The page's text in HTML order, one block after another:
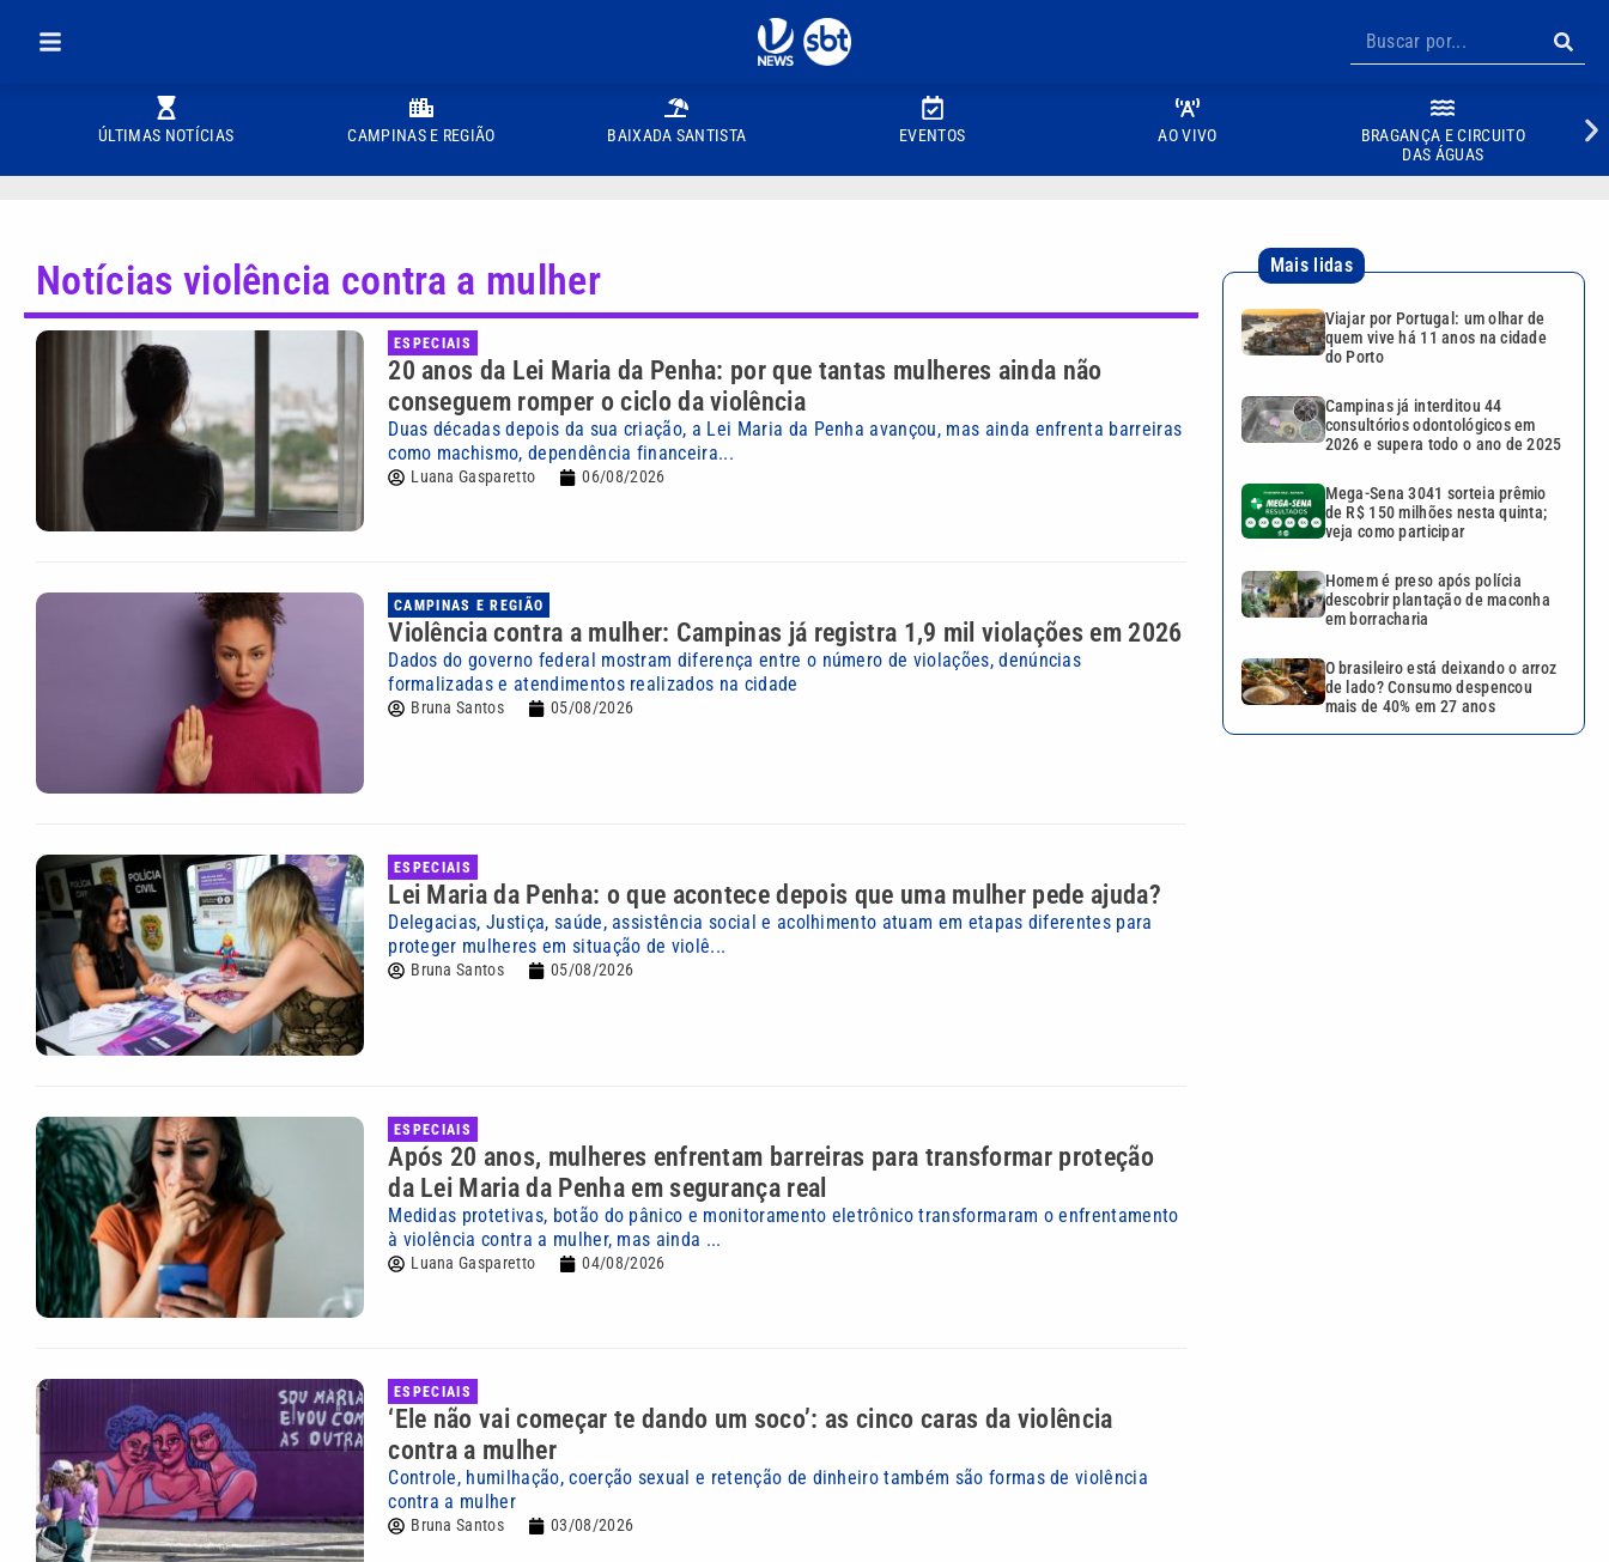
ÚLTIMAS NOTÍCIAS CAMPINAS E REGIÃO BAIXADA SANTISTA EVENTOS AO VIVO
BRAGANÇA E CIRCUITO
DAS ÁGUAS
Notícias violência contra a mulher
ESPECIAIS
20 anos da Lei Maria da Penha: por que tantas mulheres ainda não
conseguem romper o ciclo da violência
Duas décadas depois da sua criação, a Lei Maria da Penha avançou, mas ainda enfrenta barreiras
como machismo, dependência financeira...
Luana Gasparetto 06/08/2026
CAMPINAS E REGIÃO
Violência contra a mulher: Campinas já registra 1,9 mil violações em 2026
Dados do governo federal mostram diferença entre o número de violações, denúncias
formalizadas e atendimentos realizados na cidade
Bruna Santos 05/08/2026
ESPECIAIS
Lei Maria da Penha: o que acontece depois que uma mulher pede ajuda?
Delegacias, Justiça, saúde, assistência social e acolhimento atuam em etapas diferentes para
proteger mulheres em situação de violê...
Bruna Santos 05/08/2026
ESPECIAIS
Após 20 anos, mulheres enfrentam barreiras para transformar proteção
da Lei Maria da Penha em segurança real
Medidas protetivas, botão do pânico e monitoramento eletrônico transformaram o enfrentamento
à violência contra a mulher, mas ainda ...
Luana Gasparetto 04/08/2026
ESPECIAIS
‘Ele não vai começar te dando um soco’: as cinco caras da violência
contra a mulher
Controle, humilhação, coerção sexual e retenção de dinheiro também são formas de violência
contra a mulher
Bruna Santos 03/08/2026
Mais lidas
Viajar por Portugal: um olhar de
quem vive há 11 anos na cidade
do Porto
Campinas já interditou 44
consultórios odontológicos em
2026 e supera todo o ano de 2025
Mega-Sena 3041 sorteia prêmio
de R$ 150 milhões nesta quinta;
veja como participar
Homem é preso após polícia
descobrir plantação de maconha
em borracharia
O brasileiro está deixando o arroz
de lado? Consumo despencou
mais de 40% em 27 anos